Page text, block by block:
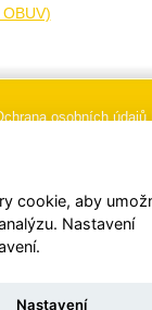
osobních údajů
vytvořilhudym.com
cookie, aby
Nastavení
Nastavení